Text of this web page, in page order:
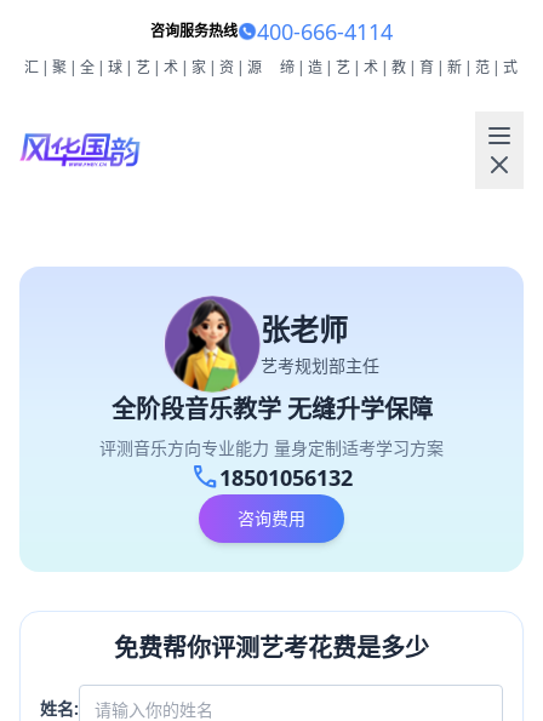
咨询服务热线 400-666-4114
汇|聚|全|球|艺|术|家|资|源 缔|造|艺|术|教|育|新|范|式
张老师
艺考规划部主任
全阶段音乐教学 无缝升学保障
评测音乐方向专业能力 量身定制适考学习方案
call18501056132
咨询费用
免费帮你评测艺考花费是多少
姓名: